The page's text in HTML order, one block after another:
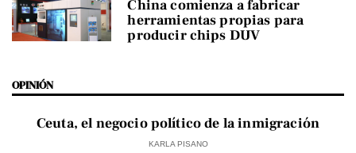
China comienza a fabricar
herramientas propias para
producir chips DUV
OPINIÓN
Ceuta, el negocio político de la inmigración
KARLA PISANO